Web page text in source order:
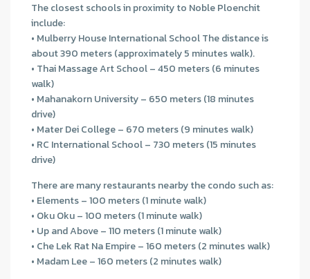
The closest schools in proximity to Noble Ploenchit
include:
• Mulberry House International School The distance is
about 390 meters (approximately 5 minutes walk).
• Thai Massage Art School – 450 meters (6 minutes
walk)
• Mahanakorn University – 650 meters (18 minutes
drive)
• Mater Dei College – 670 meters (9 minutes walk)
• RC International School – 730 meters (15 minutes
drive)
There are many restaurants nearby the condo such as:
• Elements – 100 meters (1 minute walk)
• Oku Oku – 100 meters (1 minute walk)
• Up and Above – 110 meters (1 minute walk)
• Che Lek Rat Na Empire – 160 meters (2 minutes walk)
• Madam Lee – 160 meters (2 minutes walk)